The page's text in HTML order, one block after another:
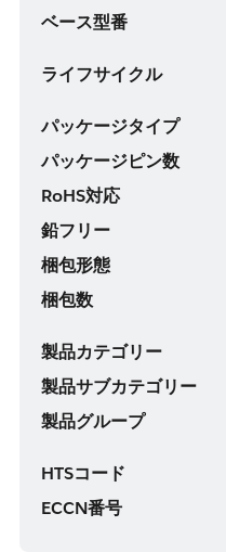
ベース型番
ライフサイクル
パッケージタイプ
パッケージピン数
RoHS対応
鉛フリー
梱包形態
梱包数
製品カテゴリー
製品サブカテゴリー
製品グループ
HTSコード
ECCN番号